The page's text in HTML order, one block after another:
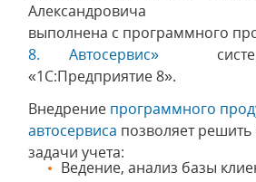
Александровича
выполнена с программного
8. Автосервис»
«1С:Предприятие 8».
Внедрение программного
автосервиса позволяет
задачи учета:
Ведение, анализ базы